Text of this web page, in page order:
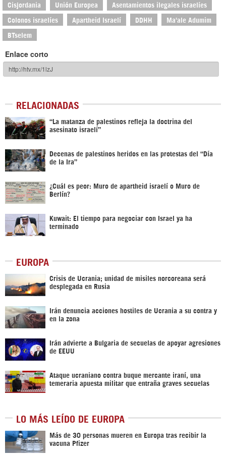
Cisjordania Unión Europea Asentamientos ilegales israelíes
Colonos israelíes Apartheid Israelí DDHH Ma'ale Adumim
BTselem
Enlace corto
RELACIONADAS
“La matanza de palestinos refleja la doctrina del
asesinato israelí”
Decenas de palestinos heridos en las protestas del “Día
de la Ira”
¿Cuál es peor: Muro de apartheid israelí o Muro de
Berlín?
Kuwait: El tiempo para negociar con Israel ya ha
terminado
EUROPA
Crisis de Ucrania; unidad de misiles norcoreana será
desplegada en Rusia
Irán denuncia acciones hostiles de Ucrania a su contra y
en la zona
Irán advierte a Bulgaria de secuelas de apoyar agresiones
de EEUU
Ataque ucraniano contra buque mercante iraní, una
temeraria apuesta militar que entraña graves secuelas
LO MÁS LEÍDO DE EUROPA
Más de 30 personas mueren en Europa tras recibir la
vacuna Pfizer